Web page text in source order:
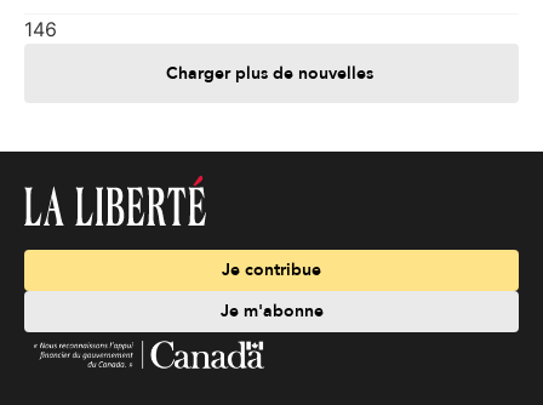
146
Charger plus de nouvelles
Je contribue
Je m'abonne